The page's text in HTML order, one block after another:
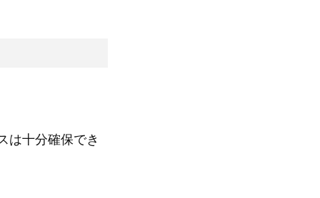
は十分確保でき